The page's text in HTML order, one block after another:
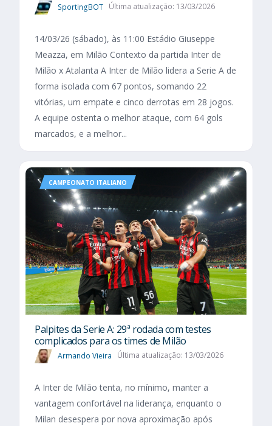
SportingBOT Última atualização: 13/03/2026
14/03/26 (sábado), às 11:00 Estádio Giuseppe
Meazza, em Milão Contexto da partida Inter de
Milão x Atalanta A Inter de Milão lidera a Serie A de
forma isolada com 67 pontos, somando 22
vitórias, um empate e cinco derrotas em 28 jogos.
A equipe ostenta o melhor ataque, com 64 gols
marcados, e a melhor...
CAMPEONATO ITALIANO
Palpites da Serie A: 29ª rodada com testes
complicados para os times de Milão
Armando Vieira Última atualização: 13/03/2026
A Inter de Milão tenta, no mínimo, manter a
vantagem confortável na liderança, enquanto o
Milan desespera por nova aproximação após